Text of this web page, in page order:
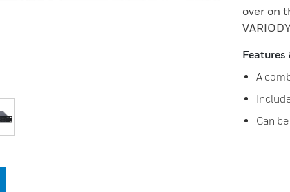
over on
Features
A
Can